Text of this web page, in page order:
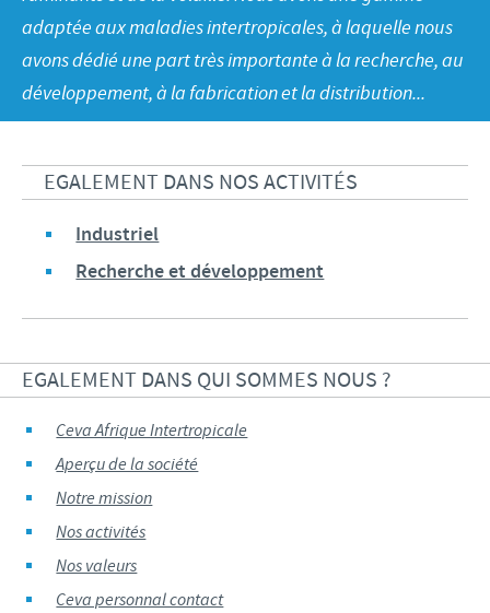
Volailles
Avantages du poussin Ceva Inside
C.H.I.C.K. Program®
Vaccins couvoirs
Equipements de vaccination
Importance de la responsabilité
Programmes de soutien
Business et partenariat scientifique
CARRIERE
Offres d'emploi
CONTACTEZ-NOUS
adaptée aux maladies intertropicales, à laquelle nous
avons dédié une part très importante à la recherche, au
développement, à la fabrication et la distribution...
EGALEMENT DANS NOS ACTIVITÉS
Industriel
Recherche et développement
EGALEMENT DANS QUI SOMMES NOUS ?
Ceva Afrique Intertropicale
Aperçu de la société
Notre mission
Nos activités
Nos valeurs
Ceva personnal contact